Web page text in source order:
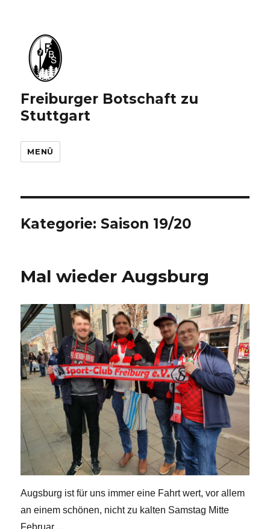
Freiburger Botschaft zu
Stuttgart
MENÜ
Kategorie: Saison 19/20
Mal wieder Augsburg
Augsburg ist für uns immer eine Fahrt wert, vor allem
an einem schönen, nicht zu kalten Samstag Mitte